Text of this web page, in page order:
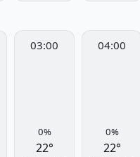
03:00
0%
22°
04:00
0%
22°